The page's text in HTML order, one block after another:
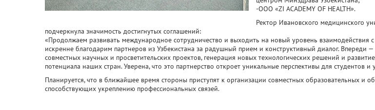
-ООО «ZI ACADEMY OF HEALTH».
Ректор Ивановского медицинского
подчеркнула значимость достигнутых соглашений:
«Продолжаем развивать международное сотрудничество и выходить на новый уровень взаимодействия
искренне благодарим партнеров из Узбекистана за радушный прием и конструктивный диалог. Впереди
совместных научных и просветительских проектов, генерация новых технологических решений и
потенциала наших стран. Уверена, что это партнерство откроет уникальные перспективы для студентов и
Планируется, что в ближайшее время стороны приступят к организации совместных образовательных и
способствующих укреплению профессиональных связей.